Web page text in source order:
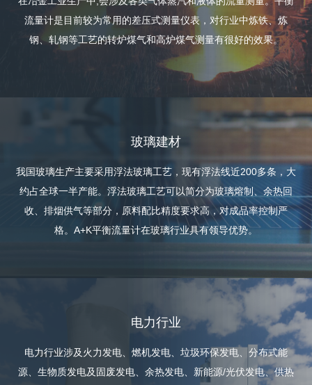
流量计是目前较为常用的差压式测量仪表，对行业中炼铁、炼
钢、轧钢等工艺的转炉煤气和高炉煤气测量有很好的效果。
玻璃建材
我国玻璃生产主要采用浮法玻璃工艺，现有浮法线近200多条，大
约占全球一半产能。浮法玻璃工艺可以简分为玻璃熔制、余热回
收、排烟供气等部分，原料配比精度要求高，对成品率控制严
格。A+K平衡流量计在玻璃行业具有领导优势。
电力行业
电力行业涉及火力发电、燃机发电、垃圾环保发电、分布式能
源、生物质发电及固废发电、余热发电、新能源/光伏发电、供热